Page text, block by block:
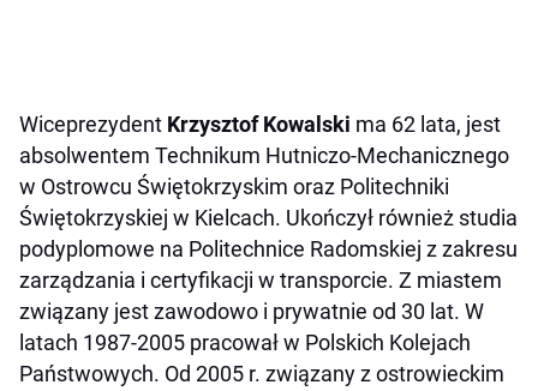
Wiceprezydent Krzysztof Kowalski ma 62 lata, jest
absolwentem Technikum Hutniczo-Mechanicznego
w Ostrowcu Świętokrzyskim oraz Politechniki
Świętokrzyskiej w Kielcach. Ukończył również studia
podyplomowe na Politechnice Radomskiej z zakresu
zarządzania i certyfikacji w transporcie. Z miastem
związany jest zawodowo i prywatnie od 30 lat. W
latach 1987-2005 pracował w Polskich Kolejach
Państwowych. Od 2005 r. związany z ostrowieckim